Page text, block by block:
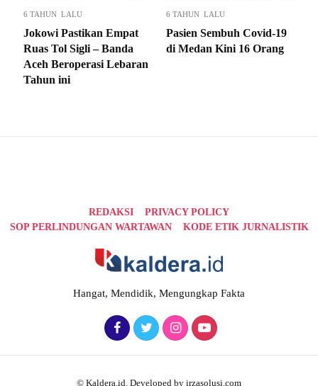
6 TAHUN LALU
Jokowi Pastikan Empat
Ruas Tol Sigli – Banda
Aceh Beroperasi Lebaran
Tahun ini
6 TAHUN LALU
Pasien Sembuh Covid-19
di Medan Kini 16 Orang
REDAKSI
PRIVACY POLICY
SOP PERLINDUNGAN WARTAWAN
KODE ETIK JURNALISTIK
Hangat, Mendidik, Mengungkap Fakta
© Kaldera.id. Developed by irzasolusi.com